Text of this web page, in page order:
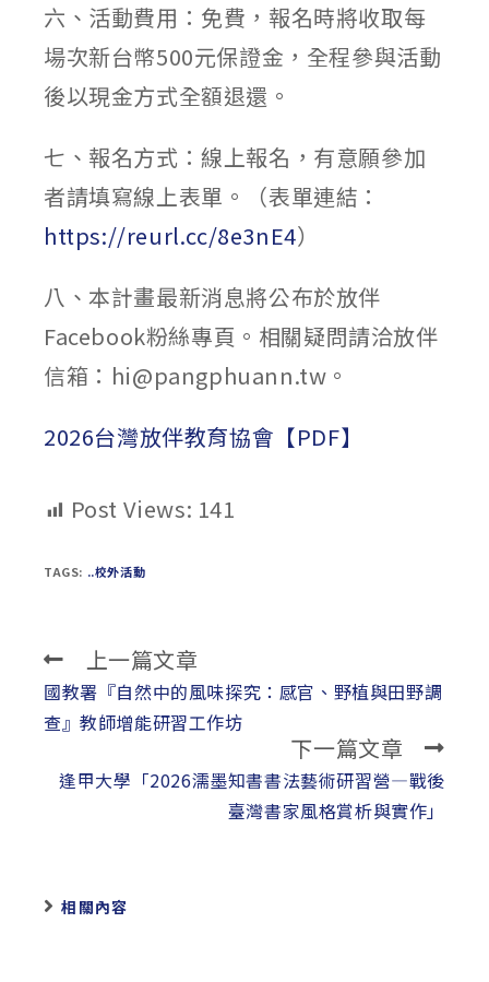
六、活動費用：免費，報名時將收取每
場次新台幣500元保證金，全程參與活動
後以現金方式全額退還。
七、報名方式：線上報名，有意願參加
者請填寫線上表單。（表單連結：
https://reurl.cc/8e3nE4）
八、本計畫最新消息將公布於放伴
Facebook粉絲專頁。相關疑問請洽放伴
信箱：hi@pangphuann.tw。
2026台灣放伴教育協會【PDF】
Post Views: 141
TAGS: ..校外活動
Read
more
articles
上一篇文章
國教署『自然中的風味探究：感官、野植與田野調
查』教師增能研習工作坊
下一篇文章
逢甲大學「2026濡墨知書書法藝術研習營—戰後
臺灣書家風格賞析與實作」
相關內容